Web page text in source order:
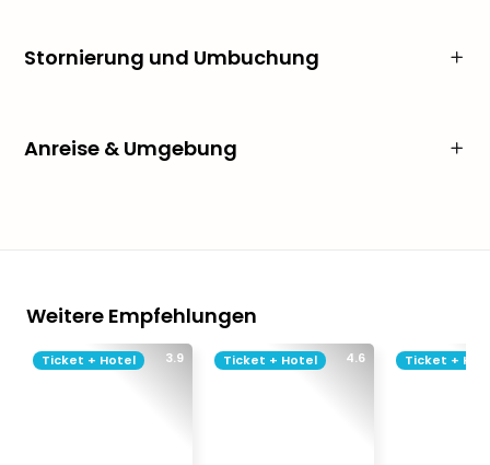
Stornierung und Umbuchung
Anreise & Umgebung
Weitere Empfehlungen
3.9
Ticket + Hotel 4.6
Ticket + Hotel Ticket +